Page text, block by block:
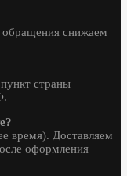
обращения снижаем
страны
время). Доставляем
оформления